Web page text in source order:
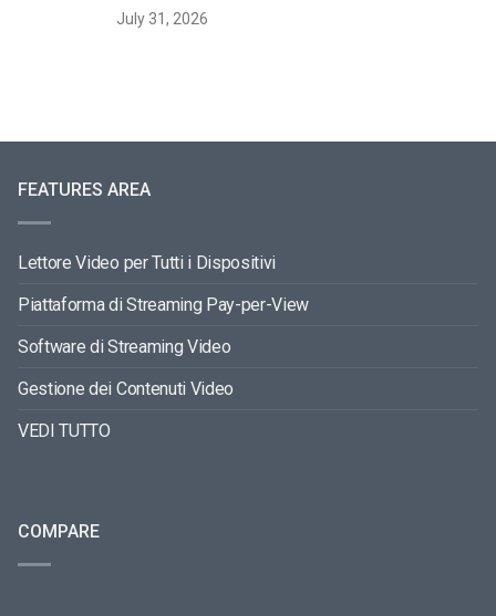
July 31, 2026
FEATURES AREA
Lettore Video per Tutti i Dispositivi
Piattaforma di Streaming Pay-per-View
Software di Streaming Video
Gestione dei Contenuti Video
VEDI TUTTO
COMPARE